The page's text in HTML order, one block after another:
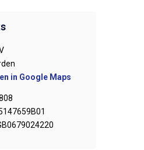
in Google Maps